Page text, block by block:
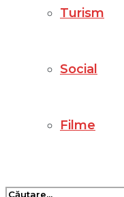
Turism
Social
Filme